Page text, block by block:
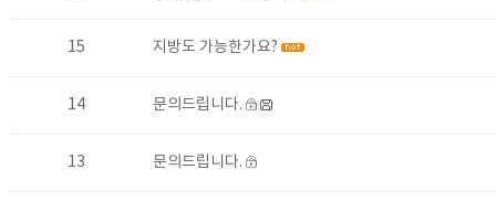
15 지방도 가능한가요?
14 문의드립니다.
13 문의드립니다.